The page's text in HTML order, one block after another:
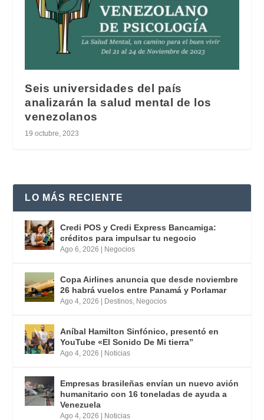
Seis universidades del país
analizarán la salud mental de los
venezolanos
19 octubre, 2023
LO MÁS RECIENTE
Credi POS y Credi Express Bancamiga:
créditos para impulsar tu negocio
Ago 6, 2026 | Negocios
Copa Airlines anuncia que desde noviembre
26 habrá vuelos entre Panamá y Porlamar
Ago 4, 2026 | Destinos Negocios
Aníbal Hamilton Sinfónico, presentó en
YouTube «El Sonido De Mi tierra”
Ago 4, 2026 | Noticias
Empresas brasileñas envían un nuevo avión
humanitario con 16 toneladas de ayuda a
Venezuela
Ago 4, 2026 | Noticias